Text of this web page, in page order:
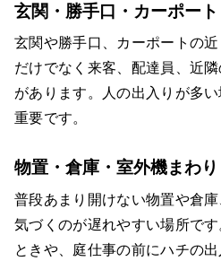
玄関・勝手口・カーポート
玄関や勝手口、カーポートの
だけでなく来客、配達員、近
があります。人の出入りが多
重要です。
物置・倉庫・室外機まわり
普段あまり開けない物置や倉
気づくのが遅れやすい場所で
ときや、庭仕事の前にハチの